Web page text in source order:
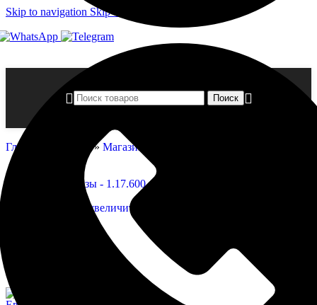
Skip to navigation Skip to main content
Поиск
Главная страница » Магазин
Нажмите, чтобы увеличить